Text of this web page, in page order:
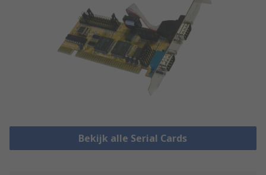
Bekijk alle Serial Cards